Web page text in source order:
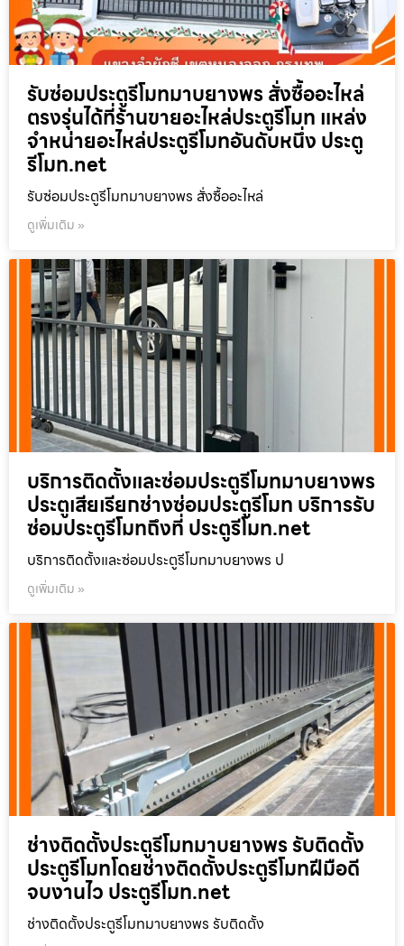
รับซ่อมประตูรีโมทมาบยางพร สั่งซื้ออะไหล่
ตรงรุ่นได้ที่ร้านขายอะไหล่ประตูรีโมท แหล่ง
จำหน่ายอะไหล่ประตูรีโมทอันดับหนึ่ง ประตู
รีโมท.net
รับซ่อมประตูรีโมทมาบยางพร สั่งซื้ออะไหล่
ดูเพิ่มเติม »
บริการติดตั้งและซ่อมประตูรีโมทมาบยางพร
ประตูเสียเรียกช่างซ่อมประตูรีโมท บริการรับ
ซ่อมประตูรีโมทถึงที่ ประตูรีโมท.net
บริการติดตั้งและซ่อมประตูรีโมทมาบยางพร ป
ดูเพิ่มเติม »
ช่างติดตั้งประตูรีโมทมาบยางพร รับติดตั้ง
ประตูรีโมทโดยช่างติดตั้งประตูรีโมทฝีมือดี
จบงานไว ประตูรีโมท.net
ช่างติดตั้งประตูรีโมทมาบยางพร รับติดตั้ง